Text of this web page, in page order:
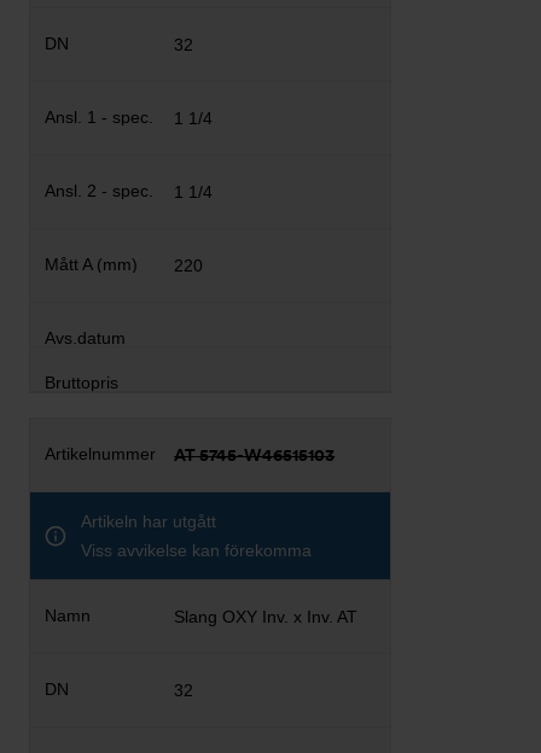
32
1 1/4
1 1/4
220
AT 5745-W46515103
Artikeln har utgått
Viss avvikelse kan förekomma
Slang OXY Inv. x Inv. AT
32